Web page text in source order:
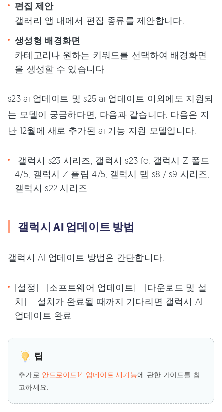
편집 제안
갤러리 앱 내에서 편집 종류를 제안합니다.
생성형 배경화면
카테고리나 원하는 키워드를 선택하여 배경화면
을 생성할 수 있습니다.
s23 ai 업데이트 및 s25 ai 업데이트 이외에도 지원되
는 모델이 궁금하다면, 다음과 같습니다. 다음은 지
난 12월에 새로 추가된 ai 기능 지원 모델입니다.
-갤럭시 s23 시리즈, 갤럭시 s23 fe, 갤럭시 Z 폴드
4/5, 갤럭시 Z 플립 4/5, 갤럭시 탭 s8 / s9 시리즈,
갤럭시 s22 시리즈
갤럭시 AI 업데이트 방법
갤럭시 AI 업데이트 방법은 간단합니다.
[설정] - [소프트웨어 업데이트] - [다운로드 및 설
치] – 설치가 완료될 때까지 기다리면 갤럭시 AI
업데이트 완료
팁
추가로 안드로이드14 업데이트 새기능에 관한 가이드를 참
고하세요.